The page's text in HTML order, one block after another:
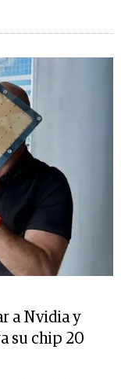
a Nvidia y
su chip 20